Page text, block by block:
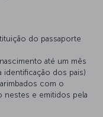
do passaporte
até um mês
identificação dos pais)
com o
e emitidos pela